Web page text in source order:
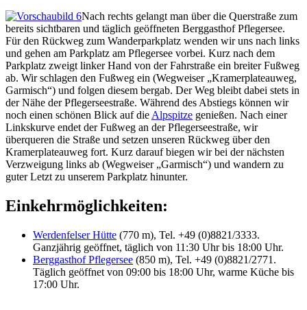
Nach rechts gelangt man über die Querstraße zum
bereits sichtbaren und täglich geöffneten Berggasthof Pflegersee.
Für den Rückweg zum Wanderparkplatz wenden wir uns nach links
und gehen am Parkplatz am Pflegersee vorbei. Kurz nach dem
Parkplatz zweigt linker Hand von der Fahrstraße ein breiter Fußweg
ab. Wir schlagen den Fußweg ein (Wegweiser „Kramerplateauweg,
Garmisch“) und folgen diesem bergab. Der Weg bleibt dabei stets in
der Nähe der Pflegerseestraße. Während des Abstiegs können wir
noch einen schönen Blick auf die Alpspitze genießen. Nach einer
Linkskurve endet der Fußweg an der Pflegerseestraße, wir
überqueren die Straße und setzen unseren Rückweg über den
Kramerplateauweg fort. Kurz darauf biegen wir bei der nächsten
Verzweigung links ab (Wegweiser „Garmisch“) und wandern zu
guter Letzt zu unserem Parkplatz hinunter.
Einkehrmöglichkeiten:
Werdenfelser Hütte (770 m), Tel. +49 (0)8821/3333.
Ganzjährig geöffnet, täglich von 11:30 Uhr bis 18:00 Uhr.
Berggasthof Pflegersee (850 m), Tel. +49 (0)8821/2771.
Täglich geöffnet von 09:00 bis 18:00 Uhr, warme Küche bis
17:00 Uhr.